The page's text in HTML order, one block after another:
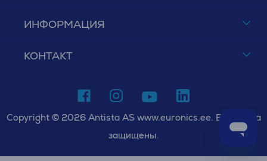
ИНФОРМАЦИЯ
КОНТАКТ
Copyright © 2026 Antista AS www.euronics.ee. Все права
защищены.